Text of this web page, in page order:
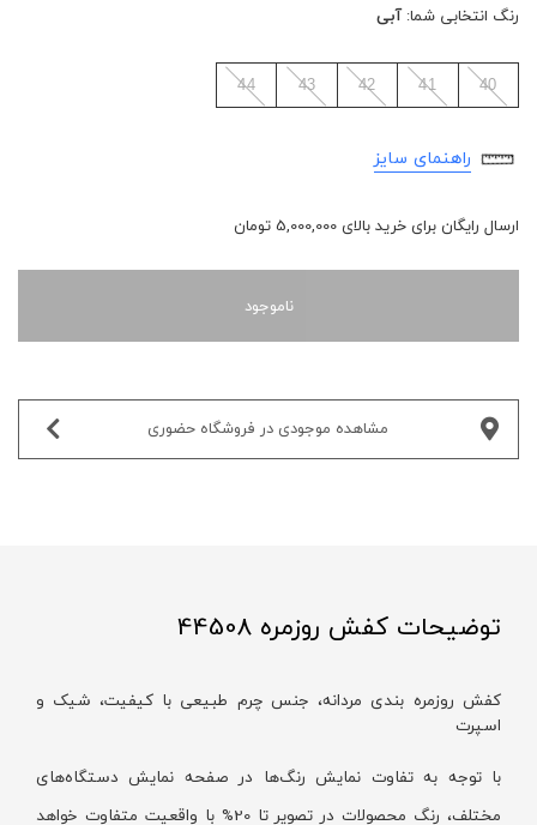
رنگ انتخابی شما:آبی
40
41
42
43
44
راهنمای سایز
ارسال رایگان برای خرید بالای 5,000,000 تومان
ناموجود
مشاهده موجودی در فروشگاه حضوری‌
توضیحات کفش روزمره 44508
کفش روزمره بندی مردانه، جنس چرم طبیعی با کیفیت، شیک و
اسپرت
با توجه به تفاوت نمایش رنگ‌ها در صفحه نمایش دستگاه‌های
مختلف، رنگ محصولات در تصویر تا 20% با واقعیت متفاوت خواهد